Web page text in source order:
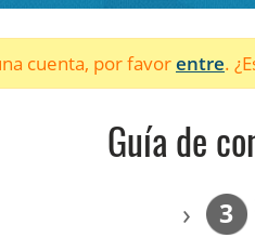
cuenta, por favorentre.
Guía de
› 3